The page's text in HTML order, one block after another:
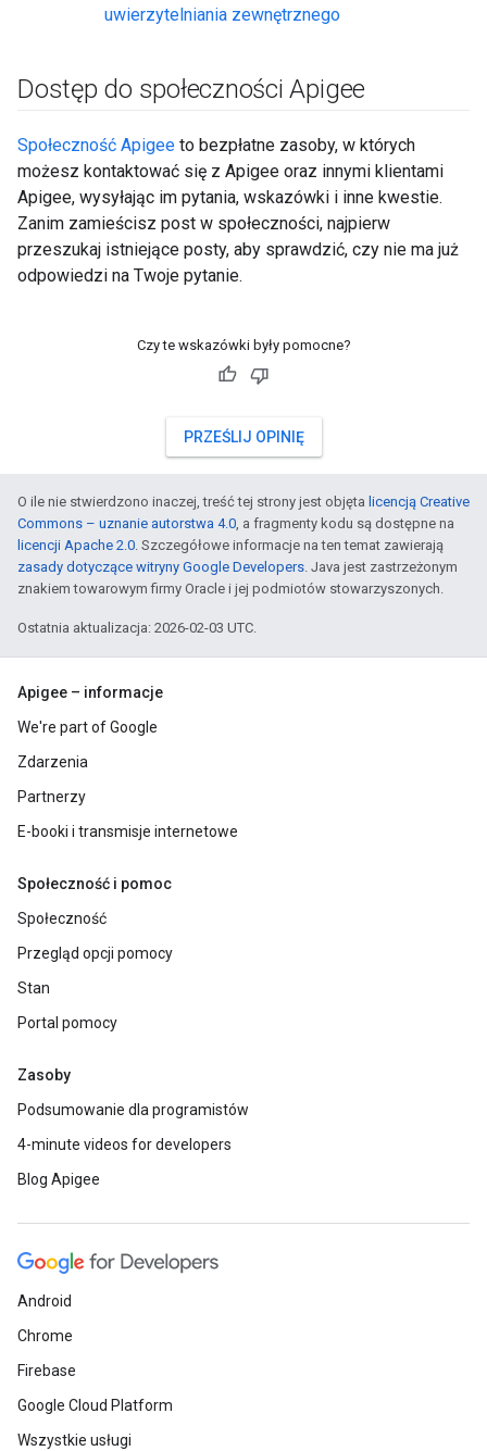
uwierzytelniania zewnętrznego
Dostęp do społeczności Apigee
Społeczność Apigee to bezpłatne zasoby, w których
możesz kontaktować się z Apigee oraz innymi klientami
Apigee, wysyłając im pytania, wskazówki i inne kwestie.
Zanim zamieścisz post w społeczności, najpierw
przeszukaj istniejące posty, aby sprawdzić, czy nie ma już
odpowiedzi na Twoje pytanie.
Czy te wskazówki były pomocne?
PRZEŚLIJ OPINIĘ
O ile nie stwierdzono inaczej, treść tej strony jest objęta licencją Creative
Commons – uznanie autorstwa 4.0, a fragmenty kodu są dostępne na
licencji Apache 2.0. Szczegółowe informacje na ten temat zawierają
zasady dotyczące witryny Google Developers. Java jest zastrzeżonym
znakiem towarowym firmy Oracle i jej podmiotów stowarzyszonych.
Ostatnia aktualizacja: 2026-02-03 UTC.
Apigee – informacje
We're part of Google
Zdarzenia
Partnerzy
E-booki i transmisje internetowe
Społeczność i pomoc
Społeczność
Przegląd opcji pomocy
Stan
Portal pomocy
Zasoby
Podsumowanie dla programistów
4-minute videos for developers
Blog Apigee
Android
Chrome
Firebase
Google Cloud Platform
Wszystkie usługi